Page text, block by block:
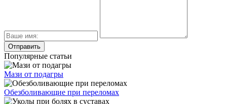
Популярные статьи
Мази от подагры
Обезболивающие при переломах